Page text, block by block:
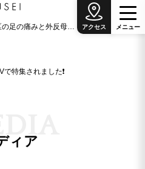
メディア情報 | 東京都 千代田区 中央区の足の痛みと外反母趾治療の専門院
特集されました❗
メニ ュ ー
アクセス
ィア
D